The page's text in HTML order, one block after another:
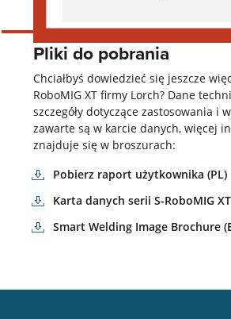
Pliki do pobrania
Chciałbyś dowiedzieć się jeszcze
RoboMIG XT firmy Lorch? Dane
szczegóły dotyczące zastosowania i
zawarte są w karcie danych, więcej
znajduje się w broszurach:
Pobierz raport użytkownika (PL)
Karta danych serii S-RoboMIG
Smart Welding Image Brochure